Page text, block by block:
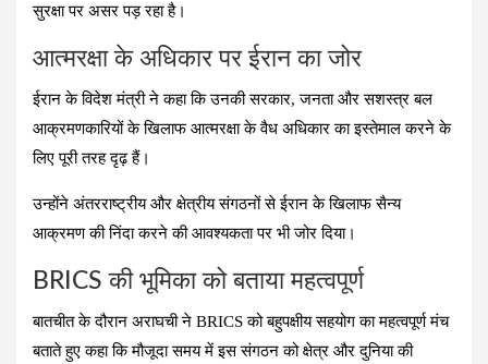
सुरक्षा पर असर पड़ रहा है।
आत्मरक्षा के अधिकार पर ईरान का जोर
ईरान के विदेश मंत्री ने कहा कि उनकी सरकार, जनता और सशस्त्र बल
आक्रमणकारियों के खिलाफ आत्मरक्षा के वैध अधिकार का इस्तेमाल करने के
लिए पूरी तरह दृढ़ हैं।
उन्होंने अंतरराष्ट्रीय और क्षेत्रीय संगठनों से ईरान के खिलाफ सैन्य
आक्रमण की निंदा करने की आवश्यकता पर भी जोर दिया।
BRICS की भूमिका को बताया महत्वपूर्ण
बातचीत के दौरान अराघची ने BRICS को बहुपक्षीय सहयोग का महत्वपूर्ण मंच
बताते हुए कहा कि मौजूदा समय में इस संगठन को क्षेत्र और दुनिया की